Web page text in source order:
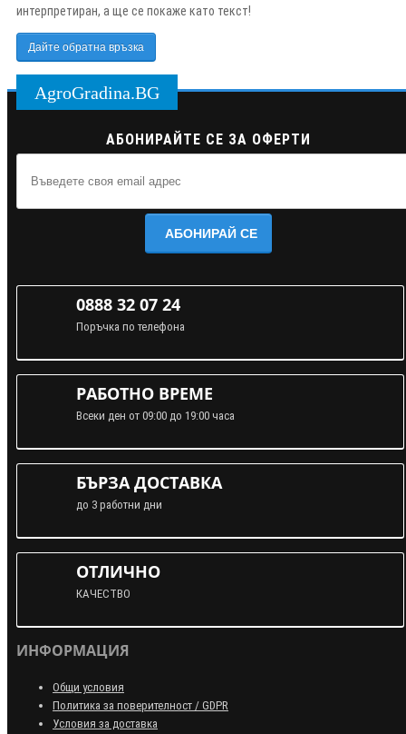
интерпретиран, а ще се покаже като текст!
Дайте обратна връзка
AgroGradina.BG
АБОНИРАЙТЕ СЕ ЗА ОФЕРТИ
АБОНИРАЙ СЕ
0888 32 07 24
Поръчка по телефона
РАБОТНО ВРЕМЕ
Всеки ден от 09:00 до 19:00 часа
БЪРЗА ДОСТАВКА
до 3 работни дни
ОТЛИЧНО
КАЧЕСТВО
ИНФОРМАЦИЯ
Общи условия
Политика за поверителност / GDPR
Условия за доставка